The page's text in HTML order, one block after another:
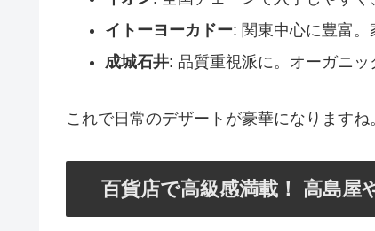
イトーヨーカドー: 関東中心に豊富。
成城石井: 品質重視派に。オーガニッ
これで日常のデザートが豪華になりますね
百貨店で高級感満載！ 高島屋